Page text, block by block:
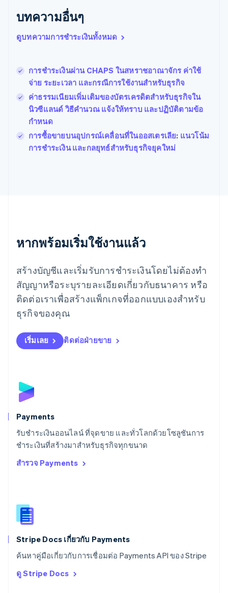
บทความอื่นๆ
ดูบทความการชำระเงินทั้งหมด
การชำระเงินผ่าน CHAPS ในสหราชอาณาจักร ค่าใช้
จ่าย ระยะเวลา และกรณีการใช้งานสำหรับธุรกิจ
ค่าธรรมเนียมเพิ่มเติมของบัตรเครดิตสำหรับธุรกิจใน
นิวซีแลนด์ วิธีคำนวณ แจ้งให้ทราบ และปฏิบัติตามข้อ
กำหนด
การซื้อขายบนอุปกรณ์เคลื่อนที่ในออสเตรเลีย: แนวโน้ม
การชำระเงิน และกลยุทธ์สำหรับธุรกิจยุคใหม่
หากพร้อมเริ่มใช้งานแล้ว
สร้างบัญชีและเริ่มรับการชำระเงินโดยไม่ต้องทำ
สัญญาหรือระบุรายละเอียดเกี่ยวกับธนาคาร หรือ
ติดต่อเราเพื่อสร้างแพ็กเกจที่ออกแบบเองสำหรับ
ธุรกิจของคุณ
เริ่มเลย ติดต่อฝ่ายขาย
Payments
รับชำระเงินออนไลน์ ที่จุดขาย และทั่วโลกด้วยโซลูชันการ
ชำระเงินที่สร้างมาสำหรับธุรกิจทุกขนาด
สำรวจ Payments
Stripe Docs เกี่ยวกับ Payments
ค้นหาคู่มือเกี่ยวกับการเชื่อมต่อ Payments API ของ Stripe
ดู Stripe Docs
NederlandsFrançais
Português English
ฝรั่งเศส
FrançaisEnglish
ฟินแลนด์
EnglishSvenska
มอลตา
English
มาเลเซีย
简体中文
เม็กซิโก
ลักเซมเบิร์ก
Français Deutsch English
English
ลิกเตนสไตน์
DeutschEnglish
ลิทัวเนีย
English
สเปน
สโลวาเกีย
English
Deutsch
สวีเดน
สหรัฐอเมริกา
English Español简体中文
สหรัฐอาหรับเอมิเรตส์
สหราชอาณาจักร
สิงคโปร์
English
ออสเตรเลีย
English
DeutschEnglish
ItalianoEnglish